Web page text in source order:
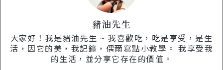
豬油先生
大家好！我是豬油先生 ~ 我喜歡吃，吃是享受，是生
活，因它的美，我記錄，偶爾寫點小教學。 我享受我
的生活，並分享它存在的價值。